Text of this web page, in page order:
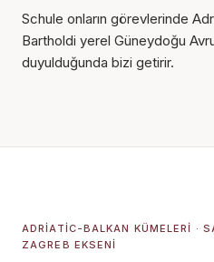
Schule onların görevlerinde
Bartholdi yerel Güneydoğu
duyulduğunda bizi getirir.
ADRIATIC-BALKAN KÜMELERI ·
ZAGREB EKSENI